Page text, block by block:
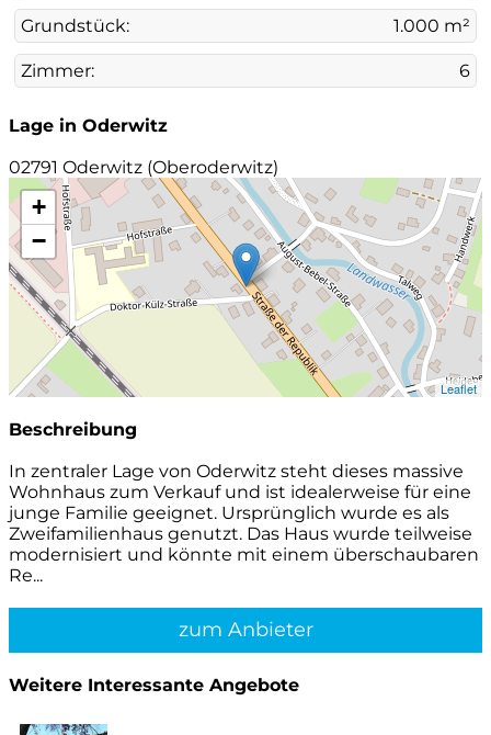
Grundstück: 1.000 m²
Zimmer: 6
Lage in Oderwitz
02791 Oderwitz (Oberoderwitz)
+
−
Leaflet
Beschreibung
In zentraler Lage von Oderwitz steht dieses massive
Wohnhaus zum Verkauf und ist idealerweise für eine
junge Familie geeignet. Ursprünglich wurde es als
Zweifamilienhaus genutzt. Das Haus wurde teilweise
modernisiert und könnte mit einem überschaubaren
Re...
zum Anbieter
Weitere Interessante Angebote